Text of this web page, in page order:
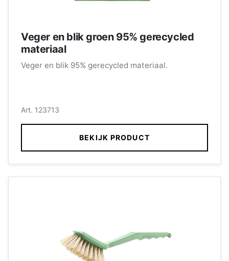
Veger en blik groen 95% gerecycled
materiaal
Veger en blik 95% gerecycled materiaal.
Art. 123713
BEKIJK PRODUCT